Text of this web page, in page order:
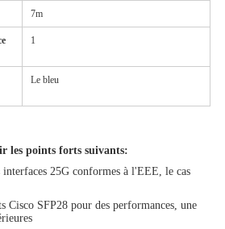
7m
1
Le bleu
les points forts suivants:
25G conformes à l'EEE, le cas
Cisco SFP28 pour des performances, une